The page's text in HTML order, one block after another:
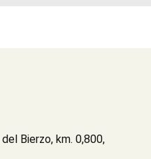
Bierzo, km. 0,800,